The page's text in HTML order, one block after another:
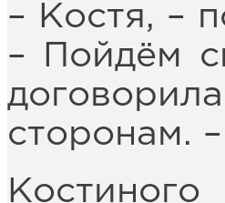
– Костя, –
– Пойдём
сторонам.